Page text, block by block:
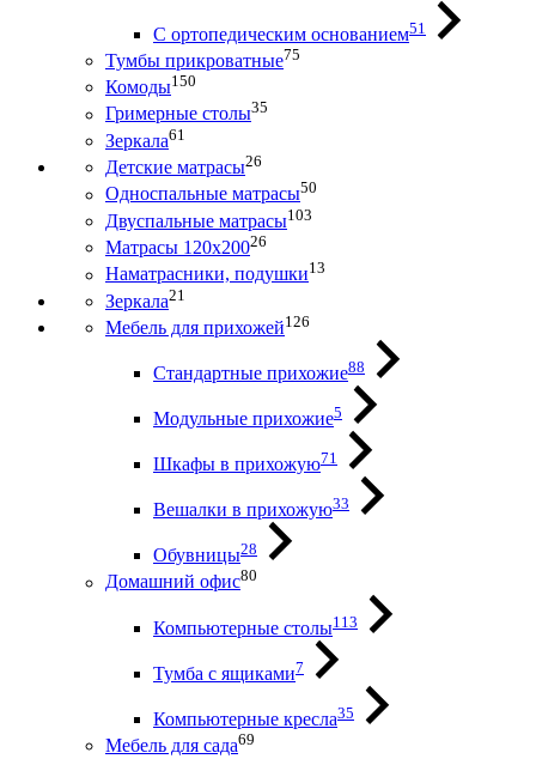
С ортопедическим основанием51
Тумбы прикроватные75
Комоды150
Гримерные столы35
Зеркала61
Детские матрасы26
Односпальные матрасы50
Двуспальные матрасы103
Матрасы 120х20026
Наматрасники, подушки13
Зеркала21
Мебель для прихожей126
Стандартные прихожие88
Модульные прихожие5
Шкафы в прихожую71
Вешалки в прихожую33
Обувницы28
Домашний офис80
Компьютерные столы113
Тумба с ящиками7
Компьютерные кресла35
Мебель для сада69